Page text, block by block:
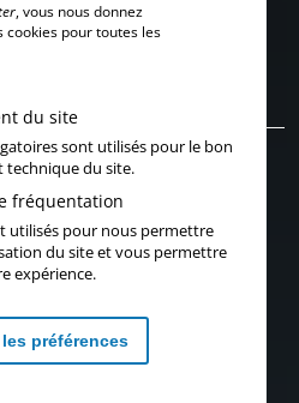
, vous nous donnez
pour toutes les
du site
sont utilisés pour le bon
du site.
fréquentation
utilisés pour nous permettre
du site et vous permettre
expérience.
préférences